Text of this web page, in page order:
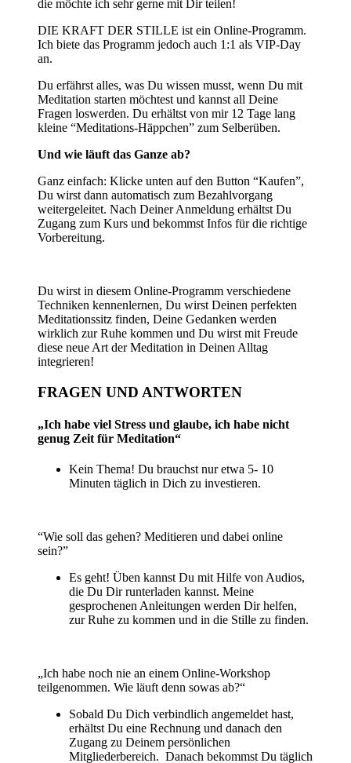
die möchte ich sehr gerne mit Dir teilen!
DIE KRAFT DER STILLE ist ein Online-Programm.
Ich biete das Programm jedoch auch 1:1 als VIP-Day
an.
Du erfährst alles, was Du wissen musst, wenn Du mit
Meditation starten möchtest und kannst all Deine
Fragen loswerden. Du erhältst von mir 12 Tage lang
kleine “Meditations-Häppchen” zum Selberüben.
Und wie läuft das Ganze ab?
Ganz einfach: Klicke unten auf den Button “Kaufen”,
Du wirst dann automatisch zum Bezahlvorgang
weitergeleitet. Nach Deiner Anmeldung erhältst Du
Zugang zum Kurs und bekommst Infos für die richtige
Vorbereitung.
Du wirst in diesem Online-Programm verschiedene
Techniken kennenlernen, Du wirst Deinen perfekten
Meditationssitz finden, Deine Gedanken werden
wirklich zur Ruhe kommen und Du wirst mit Freude
diese neue Art der Meditation in Deinen Alltag
integrieren!
FRAGEN UND ANTWORTEN
„Ich habe viel Stress und glaube, ich habe nicht
genug Zeit für Meditation“
Kein Thema! Du brauchst nur etwa 5- 10
Minuten täglich in Dich zu investieren.
“Wie soll das gehen? Meditieren und dabei online
sein?”
Es geht! Üben kannst Du mit Hilfe von Audios,
die Du Dir runterladen kannst. Meine
gesprochenen Anleitungen werden Dir helfen,
zur Ruhe zu kommen und in die Stille zu finden.
„Ich habe noch nie an einem Online-Workshop
teilgenommen. Wie läuft denn sowas ab?“
Sobald Du Dich verbindlich angemeldet hast,
erhältst Du eine Rechnung und danach den
Zugang zu Deinem persönlichen
Mitgliederbereich. Danach bekommst Du täglich